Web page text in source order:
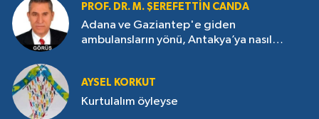
PROF. DR. M. ŞEREFETTIN CANDA
Adana ve Gaziantep'e giden
ambulansların yönü, Antakya’ya nasıl
AYSEL KORKUT
Kurtulalım öyleyse